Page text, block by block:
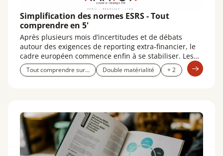
Simplification des normes ESRS - Tout
comprendre en 5'
Après plusieurs mois d’incertitudes et de débats
autour des exigences de reporting extra-financier, le
cadre européen commence enfin à se stabiliser. Les
négociations sur la mise en œuvre de la CSRD, les
seuils d’application et le contenu des ESRS ont permis
Tout comprendre sur... Double matérialité + 2